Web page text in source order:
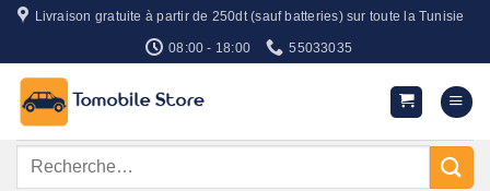
Passer
contenu
Livraison gratuite à partir de 250dt (sauf batteries) sur toute la Tunisie
08:00 - 18:00 55033035
Recherche